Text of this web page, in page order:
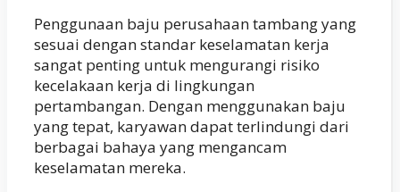
Penggunaan baju perusahaan tambang yang
sesuai dengan standar keselamatan kerja
sangat penting untuk mengurangi risiko
kecelakaan kerja di lingkungan
pertambangan. Dengan menggunakan baju
yang tepat, karyawan dapat terlindungi dari
berbagai bahaya yang mengancam
keselamatan mereka.